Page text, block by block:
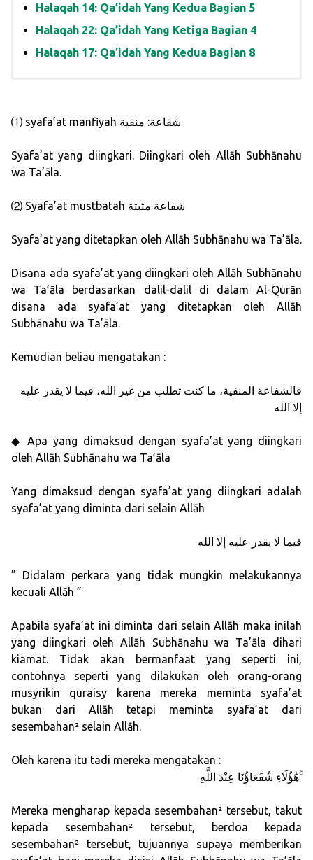
Halaqah 14: Qa’idah Yang Kedua Bagian 5
Halaqah 22: Qa’idah Yang Ketiga Bagian 4
Halaqah 17: Qa’idah Yang Kedua Bagian 8
⑴ syafa’at manfiyah شفاعة: منفية
Syafa’at yang diingkari. Diingkari oleh Allāh Subhānahu
wa Ta’āla.
⑵ Syafa’at mustbatah شفاعة مثبتة
Syafa’at yang ditetapkan oleh Allāh Subhānahu wa Ta’āla.
Disana ada syafa’at yang diingkari oleh Allāh Subhānahu
wa Ta’āla berdasarkan dalil-dalil di dalam Al-Qurān
disana ada syafa’at yang ditetapkan oleh Allāh
Subhānahu wa Ta’āla.
Kemudian beliau mengatakan :
فالشفاعة المنفية، ما كنت تطلب من غير الله، فيما لا يقدر عليه
إلا الله
◆ Apa yang dimaksud dengan syafa’at yang diingkari
oleh Allāh Subhānahu wa Ta’āla
Yang dimaksud dengan syafa’at yang diingkari adalah
syafa’at yang diminta dari selain Allāh
فيما لا يقدر عليه إلا الله
” Didalam perkara yang tidak mungkin melakukannya
kecuali Allāh ”
Apabila syafa’at ini diminta dari selain Allāh maka inilah
yang diingkari oleh Allāh Subhānahu wa Ta’āla dihari
kiamat. Tidak akan bermanfaat yang seperti ini,
contohnya seperti yang dilakukan oleh orang-orang
musyrikin quraisy karena mereka meminta syafa’at
bukan dari Allāh tetapi meminta syafa’at dari
sesembahan² selain Allāh.
Oleh karena itu tadi mereka mengatakan :
هَٰؤُلَاءِ شُفَعَاؤُنَا عِنْدَ اللَّهِ ۚ
Mereka mengharap kepada sesembahan² tersebut, takut
kepada sesembahan² tersebut, berdoa kepada
sesembahan² tersebut, tujuannya supaya memberikan